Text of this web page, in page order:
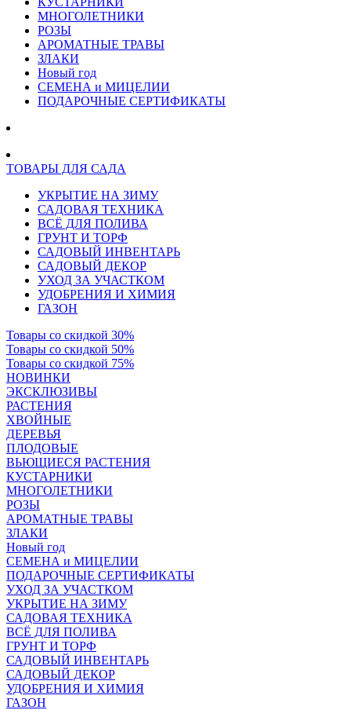
МНОГОЛЕТНИКИ
РОЗЫ
АРОМАТНЫЕ ТРАВЫ
ЗЛАКИ
Новый год
СЕМЕНА и МИЦЕЛИИ
ПОДАРОЧНЫЕ СЕРТИФИКАТЫ
ТОВАРЫ ДЛЯ САДА
УКРЫТИЕ НА ЗИМУ
САДОВАЯ ТЕХНИКА
ВСЁ ДЛЯ ПОЛИВА
ГРУНТ И ТОРФ
САДОВЫЙ ИНВЕНТАРЬ
САДОВЫЙ ДЕКОР
УХОД ЗА УЧАСТКОМ
УДОБРЕНИЯ И ХИМИЯ
ГАЗОН
Товары со скидкой 30%
Товары со скидкой 50%
Товары со скидкой 75%
НОВИНКИ
ЭКСКЛЮЗИВЫ
РАСТЕНИЯ
ХВОЙНЫЕ
ДЕРЕВЬЯ
ПЛОДОВЫЕ
ВЬЮЩИЕСЯ РАСТЕНИЯ
КУСТАРНИКИ
МНОГОЛЕТНИКИ
РОЗЫ
АРОМАТНЫЕ ТРАВЫ
ЗЛАКИ
Новый год
СЕМЕНА и МИЦЕЛИИ
ПОДАРОЧНЫЕ СЕРТИФИКАТЫ
УХОД ЗА УЧАСТКОМ
УКРЫТИЕ НА ЗИМУ
САДОВАЯ ТЕХНИКА
ВСЁ ДЛЯ ПОЛИВА
ГРУНТ И ТОРФ
САДОВЫЙ ИНВЕНТАРЬ
САДОВЫЙ ДЕКОР
УДОБРЕНИЯ И ХИМИЯ
ГАЗОН